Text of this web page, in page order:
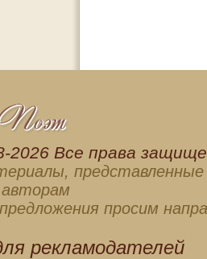
2026 Все права
представленные
просим
рекламодателей